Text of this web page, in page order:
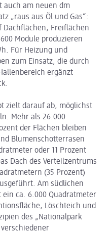
auch am neuen dm
„raus aus Öl und Gas“:
Dachflächen, Freiflächen
Module produzieren
Für Heizung und
zum Einsatz, die durch
ergänzt
zielt darauf ab, möglichst
Mehr als 26.000
der Flächen bleiben
Blumenschotterrasen
oder 11 Prozent
Dach des Verteilzentrums
(35 Prozent)
Am südlichen
ein ca. 6.000 Quadratmeter
Löschteich und
des „Nationalpark